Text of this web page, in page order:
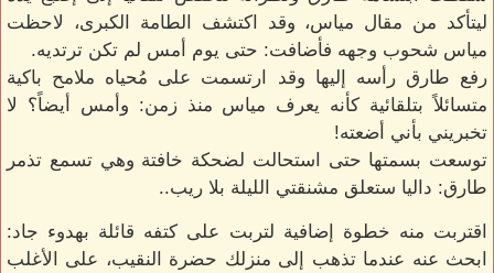
ليتأكد من مقال مياس، وقد اكتشف الطامة الكبرى، لاحظت
مياس شحوب وجهه فأضافت: حتى يوم أمس لم تكن ترتديه.
رفع طارق رأسه إليها وقد ارتسمت على مُحياه ملامح باكية
متسائلاً بتلقائية كأنه يعرف مياس منذ زمن: وأمس أيضاً؟ لا
تخبريني بأني أضعته!
توسعت بسمتها حتى استحالت لضحكة خافتة وهي تسمع تذمر
طارق: داليا ستعلق مشنقتي الليلة بلا ريب..
اقتربت منه خطوة إضافية لتربت على كتفه قائلة بهدوء جاد:
ابحث عنه عندما تذهب إلى منزلك حضرة النقيب، على الأغلب